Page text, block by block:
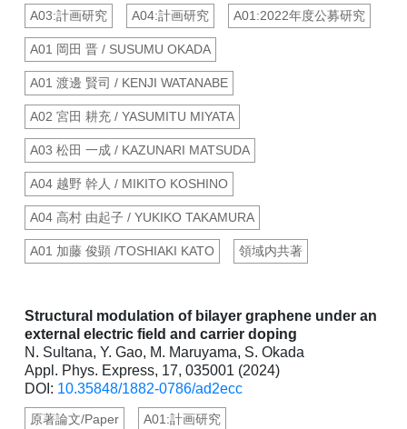
A03:計画研究 A04:計画研究 A01:2022年度公募研究
A01 岡田 晋 / SUSUMU OKADA
A01 渡邊 賢司 / KENJI WATANABE
A02 宮田 耕充 / YASUMITU MIYATA
A03 松田 一成 / KAZUNARI MATSUDA
A04 越野 幹人 / MIKITO KOSHINO
A04 高村 由起子 / YUKIKO TAKAMURA
A01 加藤 俊顕 /TOSHIAKI KATO 領域内共著
Structural modulation of bilayer graphene under an
external electric field and carrier doping
N. Sultana, Y. Gao, M. Maruyama, S. Okada
Appl. Phys. Express, 17, 035001 (2024)
DOI: 10.35848/1882-0786/ad2ecc
原著論文/Paper A01:計画研究